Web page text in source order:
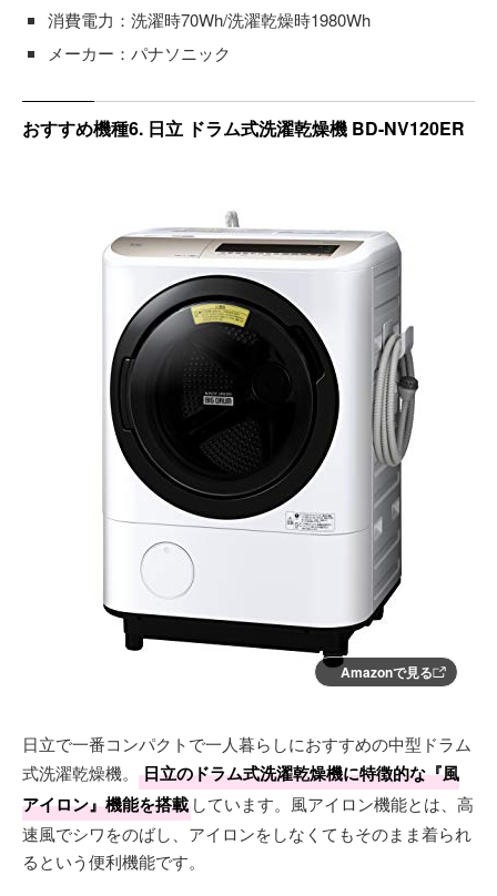
消費電力：洗濯時70Wh/洗濯乾燥時1980Wh
メーカー：パナソニック
おすすめ機種6. 日立 ドラム式洗濯乾燥機 BD-NV120ER
Amazonで見る
日立で一番コンパクトで一人暮らしにおすすめの中型ドラム
式洗濯乾燥機。
日立のドラム式洗濯乾燥機に特徴的な『風
アイロン』機能を搭載 しています。風アイロン機能とは、高
速風でシワをのばし、アイロンをしなくてもそのまま着られ
るという便利機能です。